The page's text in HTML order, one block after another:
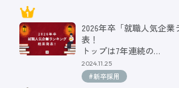
2026年卒「就職人気企業
表！
トップは7年連続の…
2024.11.25
#新卒採用